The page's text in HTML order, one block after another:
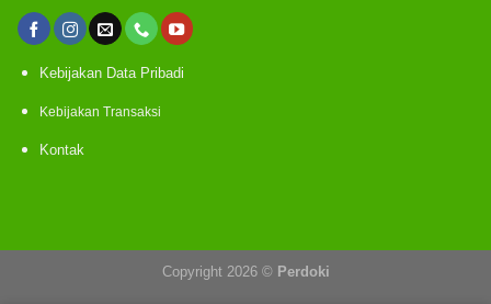
Kebijakan Data Pribadi
Kebijakan Transaksi
Kontak
Copyright 2026 © Perdoki